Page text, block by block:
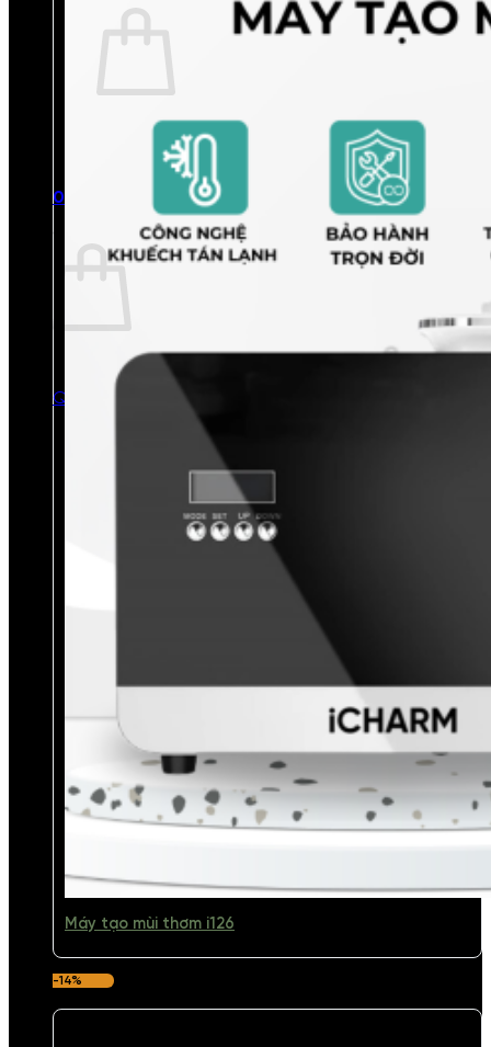
Chưa có sản phẩm trong giỏ hàng.
Quay trở lại cửa hàng
0
Giỏ hàng
Chưa có sản phẩm trong giỏ hàng.
Quay trở lại cửa hàng
Máy tạo mùi thơm i126
-14%